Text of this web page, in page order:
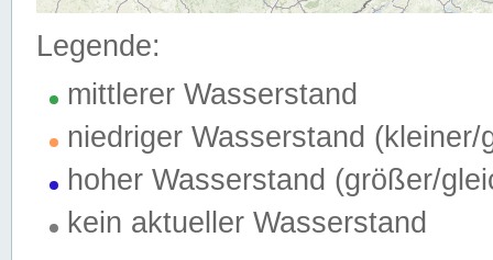
Legende:
mittlerer Wasserstand
niedriger Wasserstand (kleiner/
hoher Wasserstand (größer/
kein aktueller Wasserstand